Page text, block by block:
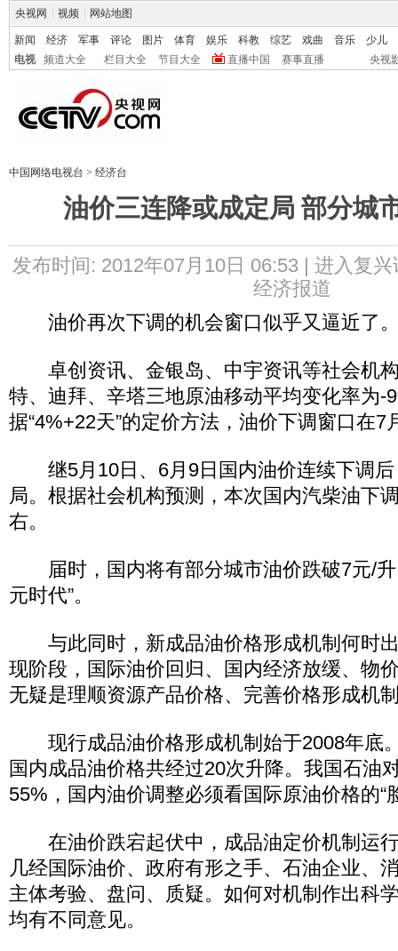
央视网 视频 网站地图
新闻 经济 军事 评论 图片 体育 娱乐 科教 综艺 戏曲 音乐
少儿
电视
频道大全 栏目大全 节目大全 直播中国 赛事直播 央视
中国网络电视台 > 经济台
油价三连降或成定局 部分城
发布时间: 2012年07月10日 06:53 | 进入复兴
经济报道
油价再次下调的机会窗口似乎又逼近了
卓创资讯、金银岛、中宇资讯等社会机
特、迪拜、辛塔三地原油移动平均变化率为-
据“4%+22天”的定价方法，油价下调窗口在7
继5月10日、6月9日国内油价连续下调后
局。根据社会机构预测，本次国内汽柴油下
右。
届时，国内将有部分城市油价跌破7元/升
元时代”。
与此同时，新成品油价格形成机制何时
现阶段，国际油价回归、国内经济放缓、物
无疑是理顺资源产品价格、完善价格形成机
现行成品油价格形成机制始于2008年底
国内成品油价格共经过20次升降。我国石油
55%，国内油价调整必须看国际原油价格的“
在油价跌宕起伏中，成品油定价机制运
几经国际油价、政府有形之手、石油企业、
主体考验、盘问、质疑。如何对机制作出科
均有不同意见。